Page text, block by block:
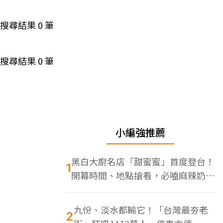
搜尋結果0筆
搜尋結果0筆
小編強推薦
1黑白大廚名店「甜蜜蜜」首度登台！
開幕時間、地點搶看，必嗑麻辣奶油
蝦
2九份、淡水都輸它！「台灣最夯老